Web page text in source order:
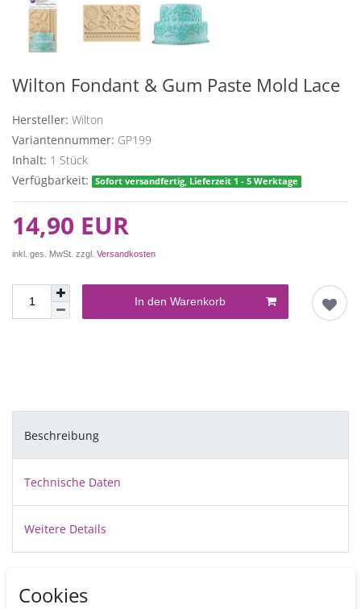
Wilton Fondant & Gum Paste Mold Lace
Hersteller: Wilton
Variantennummer: GP199
Inhalt: 1 Stück
Verfügbarkeit:
Sofort versandfertig, Lieferzeit 1 - 5 Werktage
14,90 EUR
inkl. ges. MwSt. zzgl. Versandkosten
In den Warenkorb
Beschreibung
Technische Daten
Weitere Details
Mit der flexiblen Wilton Fondant & Gum Paste Mold Lace zaubern
Cookies